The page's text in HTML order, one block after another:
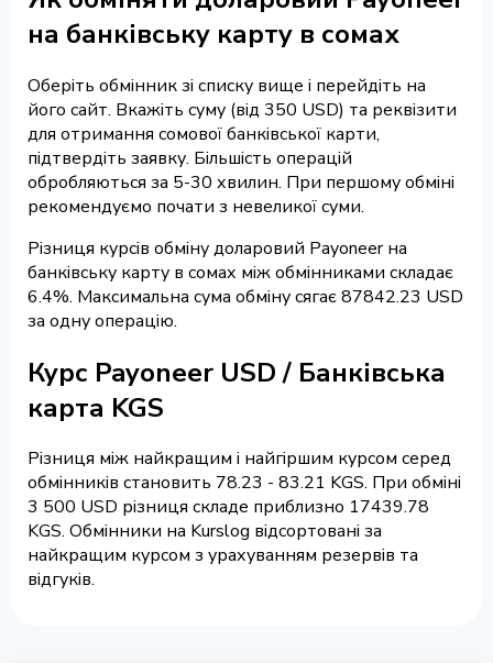
на банківську карту в сомах
Оберіть обмінник зі списку вище і перейдіть на
його сайт. Вкажіть суму (від 350 USD) та реквізити
для отримання сомової банківської карти,
підтвердіть заявку. Більшість операцій
обробляються за 5-30 хвилин. При першому обміні
рекомендуємо почати з невеликої суми.
Різниця курсів обміну доларовий Payoneer на
банківську карту в сомах між обмінниками складає
6.4%. Максимальна сума обміну сягає 87842.23 USD
за одну операцію.
Курс Payoneer USD / Банківська
карта KGS
Різниця між найкращим і найгіршим курсом серед
обмінників становить 78.23 - 83.21 KGS. При обміні
3 500 USD різниця складе приблизно 17439.78
KGS. Обмінники на Kurslog відсортовані за
найкращим курсом з урахуванням резервів та
відгуків.